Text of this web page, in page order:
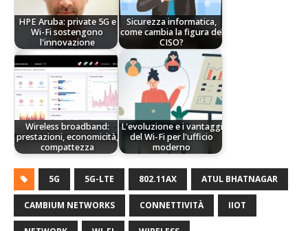
HPE Aruba: private 5G e
Wi-Fi sostengono
l'innovazione
Sicurezza informatica,
come cambia la figura del
CISO?
Wireless broadband:
prestazioni, economicità,
compattezza
L'evoluzione e i vantaggi
del Wi-Fi per l'ufficio
moderno
5G 5G-LTE 802.11AX ATUL BHATNAGAR
CAMBIUM NETWORKS CONNETTIVITÀ IIOT